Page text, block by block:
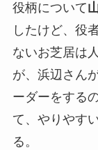
役柄について
したけど、役
ないお芝居は
が、浜辺さん
ーダーをする
て、やりやす
る。